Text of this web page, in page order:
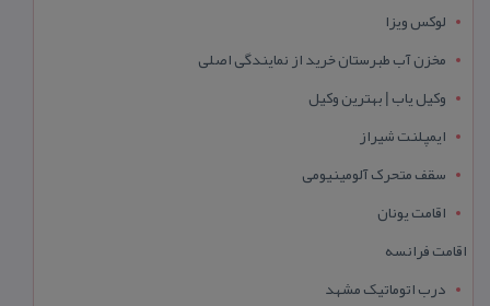
لوکس ویزا
مخزن آب طبرستان خرید از نمایندگی اصلی
وکیل یاب | بهترین وکیل
ایمپلنت شیراز
سقف متحرک آلومینیومی
اقامت یونان
اقامت فرانسه
درب اتوماتیک مشهد